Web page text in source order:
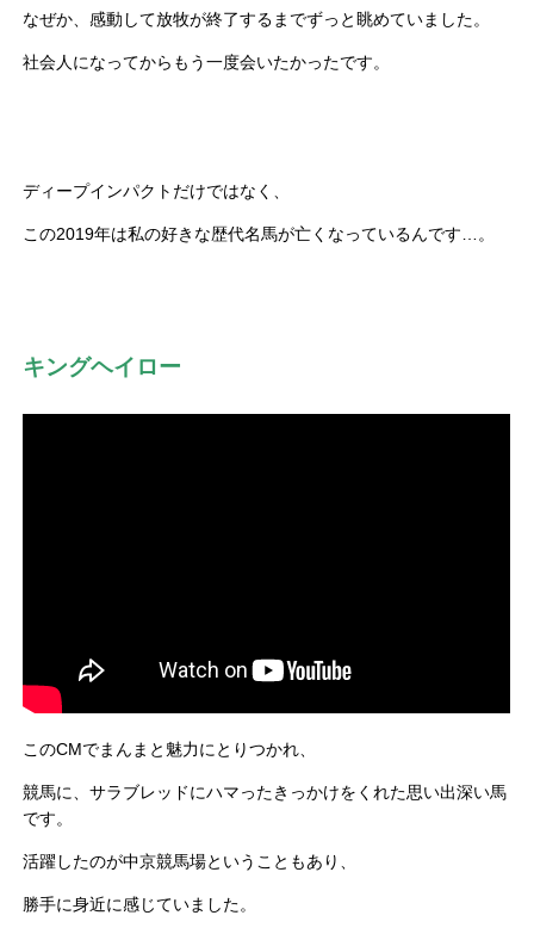
なぜか、感動して放牧が終了するまでずっと眺めていました。
社会人になってからもう一度会いたかったです。
ディープインパクトだけではなく、
この2019年は私の好きな歴代名馬が亡くなっているんです…。
キングヘイロー
このCMでまんまと魅力にとりつかれ、
競馬に、サラブレッドにハマったきっかけをくれた思い出深い馬
です。
活躍したのが中京競馬場ということもあり、
勝手に身近に感じていました。